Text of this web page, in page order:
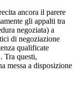
ancora il parere
gli appalti tra
negoziata) a
di negoziazione
qualificate
Tra questi,
messa a disposizione